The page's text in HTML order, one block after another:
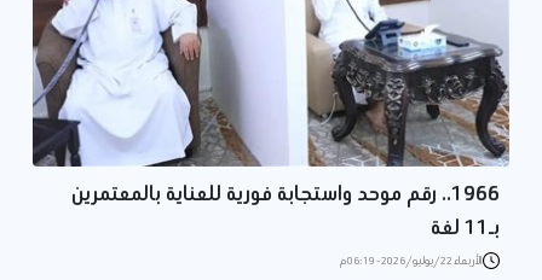
1966.. رقم موحد واستجابة فورية للعناية بالمعتمرين
بـ11 لغة
الأربعاء 22/يوليو/2026 - 06:19 م